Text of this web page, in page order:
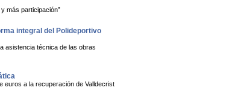
más participación”
integral del Polideportivo
asistencia técnica de las obras
euros a la recuperación de Valldecrist